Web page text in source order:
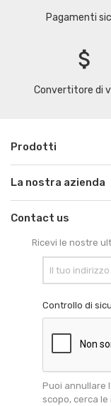
Pagamenti
attach_money
Convertitore di
Prodotti
La nostra azienda
Contact us
Ricevi le nostre
Controllo di
Puoi annullare
scopo, cerca